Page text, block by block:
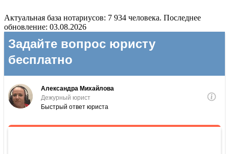
Актуальная база нотариусов: 7 934 человека. Последнее
обновление: 03.08.2026